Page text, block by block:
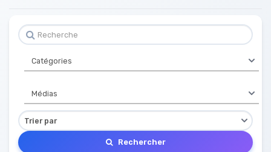
Rechercher